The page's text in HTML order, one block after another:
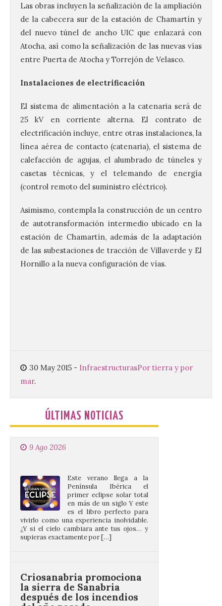
Las obras incluyen la señalización de la ampliación
de la cabecera sur de la estación de Chamartín y
del nuevo túnel de ancho UIC que enlazará con
Atocha, así como la señalización de las nuevas vías
entre Puerta de Atocha y Torrejón de Velasco.
Instalaciones de electrificación
El sistema de alimentación a la catenaria será de
25 kV en corriente alterna. El contrato de
electrificación incluye, entre otras instalaciones, la
línea aérea de contacto (catenaria), el sistema de
calefacción de agujas, el alumbrado de túneles y
casetas técnicas, y el telemando de energía
(control remoto del suministro eléctrico).
Asimismo, contempla la construcción de un centro
de autotransformación intermedio ubicado en la
estación de Chamartín, además de la adaptación
de las subestaciones de tracción de Villaverde y El
Hornillo a la nueva configuración de vías.
30 May 2015 - InfraestructurasPor tierra y por
mar.
ÚLTIMAS NOTICIAS
Brujería Fest Summer un
festival que se celebrará
el 11 de agosto en la
Bañeza
9 Ago 2026
Fest Summer […]
9 Ago 2026
en más de un siglo Y este
es el libro perfecto para
vivirlo como una experiencia inolvidable.
¿Y si el cielo cambiara ante tus ojos… y
supieras exactamente por […]
del año pasado
9 Ago 2026